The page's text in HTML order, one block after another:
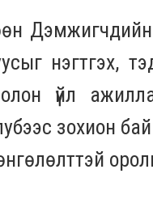
нэгтгэх,
үйл
зохион